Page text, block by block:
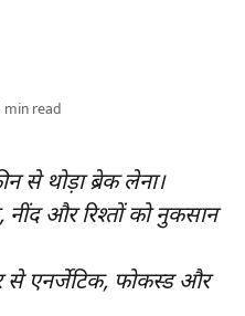
min read
से थोड़ा ब्रेक लेना।
नींद और रिश्तों को नुकसान
से एनर्जेटिक, फोकस्ड और